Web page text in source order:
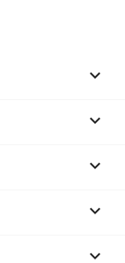




keyboard_arrow_down